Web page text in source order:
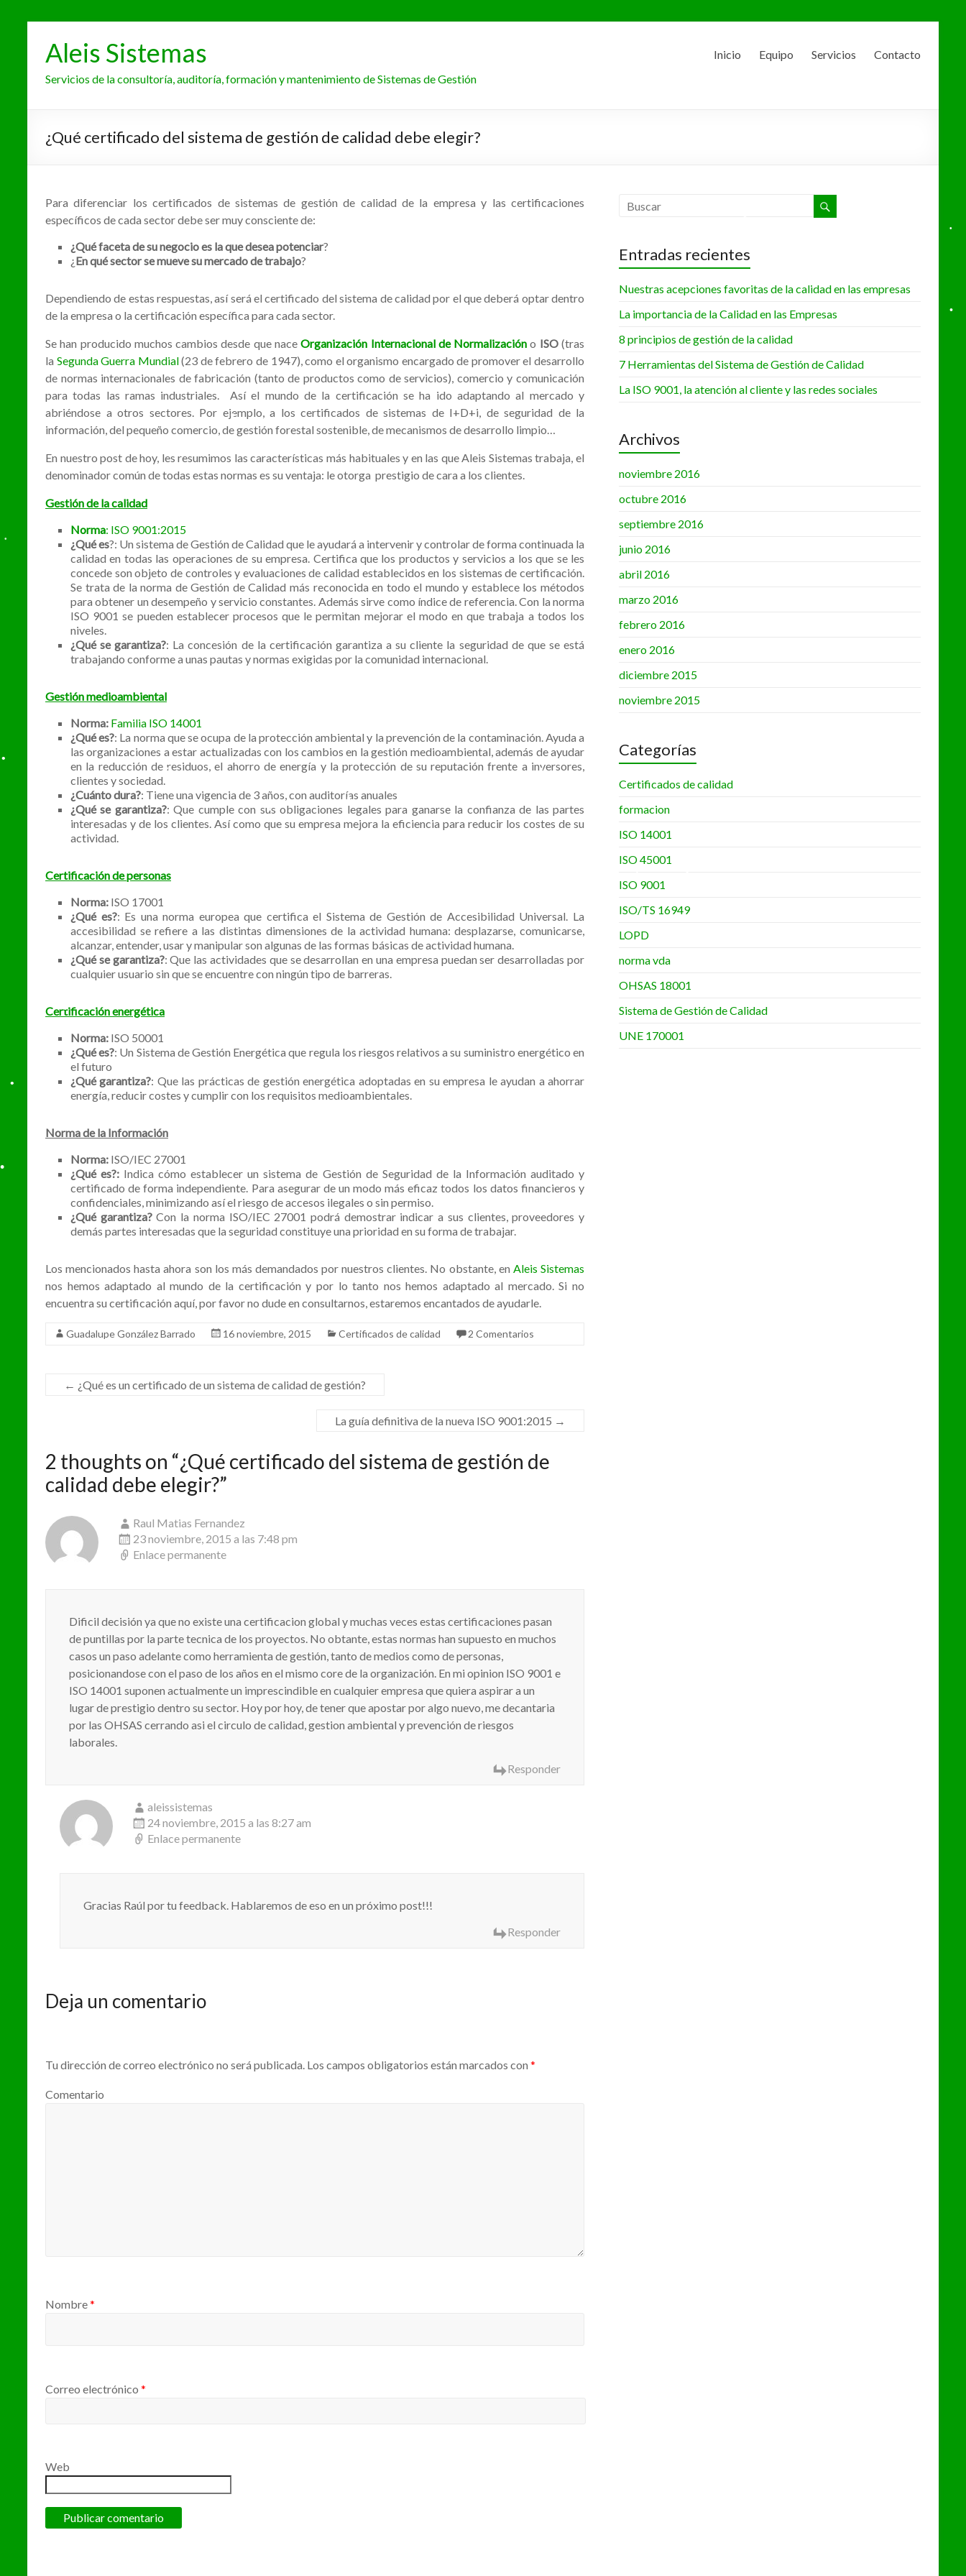
Aleis Sistemas
Servicios de la consultoría, auditoría, formación y mantenimiento de Sistemas de Gestión
Inicio Equipo Servicios Contacto
¿Qué certificado del sistema de gestión de calidad debe elegir?
Para diferenciar los certificados de sistemas de gestión de calidad de la empresa y las certificaciones
específicos de cada sector debe ser muy consciente de:
¿Qué faceta de su negocio es la que desea potenciar?
¿En qué sector se mueve su mercado de trabajo?
Dependiendo de estas respuestas, así será el certificado del sistema de calidad por el que deberá optar dentro
de la empresa o la certificación específica para cada sector.
Se han producido muchos cambios desde que naceOrganización Internacional de Normalización o ISO(tras
la Segunda Guerra Mundial(23 de febrero de 1947), como el organismo encargado de promover el desarrollo
de normas internacionales de fabricación (tanto de productos como de servicios), comercio y comunicación
para todas las ramas industriales. Así el mundo de la certificación se ha ido adaptando al mercado y
abriéndose a otros sectores. Por ejemplo, a los certificados de sistemas de I+D+i, de seguridad de la
información, del pequeño comercio, de gestión forestal sostenible, de mecanismos de desarrollo limpio…
En nuestro post de hoy, les resumimos las características más habituales y en las que Aleis Sistemas trabaja, el
denominador común de todas estas normas es su ventaja: le otorga prestigio de cara a los clientes.
Gestión de la calidad
Norma: ISO 9001:2015
¿Qué es?: Un sistema de Gestión de Calidad que le ayudará a intervenir y controlar de forma continuada la
calidad en todas las operaciones de su empresa. Certifica que los productos y servicios a los que se les
concede son objeto de controles y evaluaciones de calidad establecidos en los sistemas de certificación.
Se trata de la norma de Gestión de Calidad más reconocida en todo el mundo y establece los métodos
para obtener un desempeño y servicio constantes. Además sirve como índice de referencia. Con la norma
ISO 9001 se pueden establecer procesos que le permitan mejorar el modo en que trabaja a todos los
niveles.
¿Qué se garantiza?: La concesión de la certificación garantiza a su cliente la seguridad de que se está
trabajando conforme a unas pautas y normas exigidas por la comunidad internacional.
Gestión medioambiental
Norma: Familia ISO 14001
¿Qué es?: La norma que se ocupa de la protección ambiental y la prevención de la contaminación. Ayuda a
las organizaciones a estar actualizadas con los cambios en la gestión medioambiental, además de ayudar
en la reducción de residuos, el ahorro de energía y la protección de su reputación frente a inversores,
clientes y sociedad.
¿Cuánto dura?: Tiene una vigencia de 3 años, con auditorías anuales
¿Qué se garantiza?: Que cumple con sus obligaciones legales para ganarse la confianza de las partes
interesadas y de los clientes. Así como que su empresa mejora la eficiencia para reducir los costes de su
actividad.
Certificación de personas
Norma: ISO 17001
¿Qué es?: Es una norma europea que certifica el Sistema de Gestión de Accesibilidad Universal. La
accesibilidad se refiere a las distintas dimensiones de la actividad humana: desplazarse, comunicarse,
alcanzar, entender, usar y manipular son algunas de las formas básicas de actividad humana.
¿Qué se garantiza?: Que las actividades que se desarrollan en una empresa puedan ser desarrolladas por
cualquier usuario sin que se encuentre con ningún tipo de barreras.
Certificación energética
Norma: ISO 50001
¿Qué es?: Un Sistema de Gestión Energética que regula los riesgos relativos a su suministro energético en
el futuro
¿Qué garantiza?: Que las prácticas de gestión energética adoptadas en su empresa le ayudan a ahorrar
energía, reducir costes y cumplir con los requisitos medioambientales.
Norma de la Información
Norma: ISO/IEC 27001
¿Qué es?: Indica cómo establecer un sistema de Gestión de Seguridad de la Información auditado y
certificado de forma independiente. Para asegurar de un modo más eficaz todos los datos financieros y
confidenciales, minimizando así el riesgo de accesos ilegales o sin permiso.
¿Qué garantiza?Con la norma ISO/IEC 27001 podrá demostrar indicar a sus clientes, proveedores y
demás partes interesadas que la seguridad constituye una prioridad en su forma de trabajar.
Los mencionados hasta ahora son los más demandados por nuestros clientes. No obstante, en Aleis Sistemas
nos hemos adaptado al mundo de la certificación y por lo tanto nos hemos adaptado al mercado. Si no
encuentra su certificación aquí, por favor no dude en consultarnos, estaremos encantados de ayudarle.
Guadalupe González Barrado 16 noviembre, 2015 Certificados de calidad 2 Comentarios
← ¿Qué es un certificado de un sistema de calidad de gestión?
La guía definitiva de la nueva ISO 9001:2015 →
2 thoughts on “¿Qué certificado del sistema de gestión de
calidad debe elegir?”
Raul Matias Fernandez
23 noviembre, 2015 a las 7:48 pm
Enlace permanente
Dificil decisión ya que no existe una certificacion global y muchas veces estas certificaciones pasan
de puntillas por la parte tecnica de los proyectos. No obtante, estas normas han supuesto en muchos
casos un paso adelante como herramienta de gestión, tanto de medios como de personas,
posicionandose con el paso de los años en el mismo core de la organización. En mi opinion ISO 9001 e
ISO 14001 suponen actualmente un imprescindible en cualquier empresa que quiera aspirar a un
lugar de prestigio dentro su sector. Hoy por hoy, de tener que apostar por algo nuevo, me decantaria
por las OHSAS cerrando asi el circulo de calidad, gestion ambiental y prevención de riesgos
laborales.
Responder
aleissistemas
24 noviembre, 2015 a las 8:27 am
Enlace permanente
Gracias Raúl por tu feedback. Hablaremos de eso en un próximo post!!!
Responder
Deja un comentario
Tu dirección de correo electrónico no será publicada. Los campos obligatorios están marcados con *
Comentario
Nombre*
Correo electrónico *
Web
Entradas recientes
Nuestras acepciones favoritas de la calidad en las empresas
La importancia de la Calidad en las Empresas
8 principios de gestión de la calidad
7 Herramientas del Sistema de Gestión de Calidad
La ISO 9001, la atención al cliente y las redes sociales
Archivos
noviembre 2016
octubre 2016
septiembre 2016
junio 2016
abril 2016
marzo 2016
febrero 2016
enero 2016
diciembre 2015
noviembre 2015
Categorías
Certificados de calidad
formacion
ISO 14001
ISO 45001
ISO 9001
ISO/TS 16949
LOPD
norma vda
OHSAS 18001
Sistema de Gestión de Calidad
UNE 170001
•
•
•
•
•
•
•
•
•
•
•
•
•
• •
•